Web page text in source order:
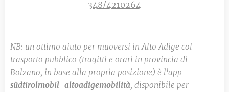
348/4210264
NB: un ottimo aiuto per muoversi in Alto Adige col
trasporto pubblico (tragitti e orari in provincia di
Bolzano, in base alla propria posizione) è l'app
südtirolmobil-altoadigemobilità, disponibile per